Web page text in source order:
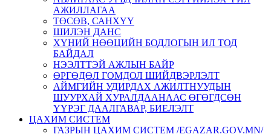
АЖИЛЛАГАА
ТӨСӨВ, САНХҮҮ
ШИЛЭН ДАНС
ХҮНИЙ НӨӨЦИЙН БОДЛОГЫН ИЛ ТОД
БАЙДАЛ
НЭЭЛТТЭЙ АЖЛЫН БАЙР
ӨРГӨДӨЛ ГОМДОЛ ШИЙДВЭРЛЭЛТ
АЙМГИЙН УДИРДАХ АЖИЛТНУУДЫН
ШУУРХАЙ ХУРАЛДААНААС ӨГӨГДСӨН
ҮҮРЭГ ДААЛГАВАР, БИЕЛЭЛТ
ЦАХИМ СИСТЕМ
ГАЗРЫН ЦАХИМ СИСТЕМ /EGAZAR.GOV.MN/